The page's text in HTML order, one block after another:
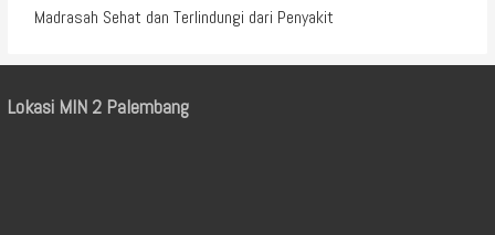
Madrasah Sehat dan Terlindungi dari Penyakit
Lokasi MIN 2 Palembang